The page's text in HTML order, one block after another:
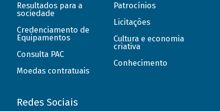
Resultados para a
sociedade
Credenciamento de
Equipamentos
Consulta PAC
Moedas contratuais
Patrocínios
Licitações
Cultura e economia
criativa
Conhecimento
Redes Sociais